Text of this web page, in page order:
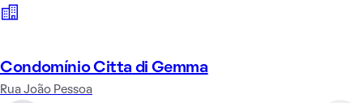
Condomínio Citta di Gemma
Rua João Pessoa